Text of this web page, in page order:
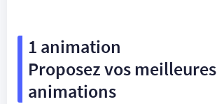
1 animation
Proposez vos meilleures
animations